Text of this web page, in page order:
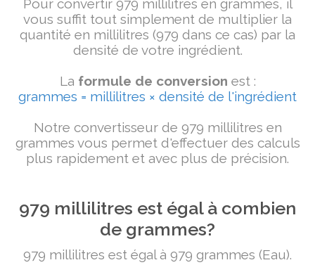
Pour convertir 979 millilitres en grammes, il
vous suffit tout simplement de multiplier la
quantité en millilitres (979 dans ce cas) par la
densité de votre ingrédient.
La formule de conversion est :
grammes = millilitres × densité de l'ingrédient
Notre convertisseur de 979 millilitres en
grammes vous permet d'effectuer des calculs
plus rapidement et avec plus de précision.
979 millilitres est égal à combien
de grammes?
979 millilitres est égal à 979 grammes (Eau).